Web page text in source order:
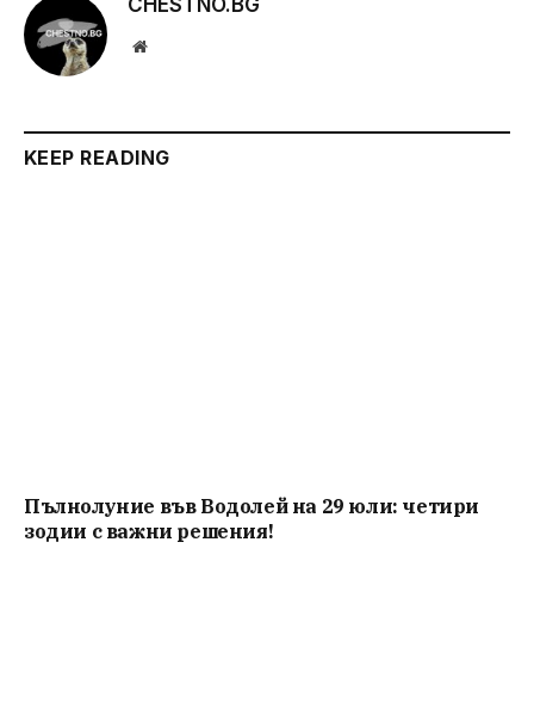
Website
KEEP READING
Пълнолуние във Водолей на 29 юли: четири
зодии с важни решения!